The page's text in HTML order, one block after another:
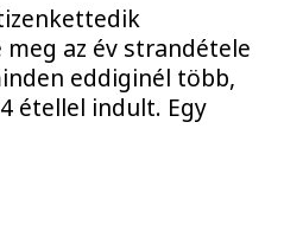
az év strandétele
eddiginél több,
étellel indult. Egy